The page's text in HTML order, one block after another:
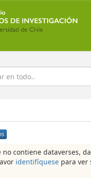
no contiene dataverses,
identifíquese para ver